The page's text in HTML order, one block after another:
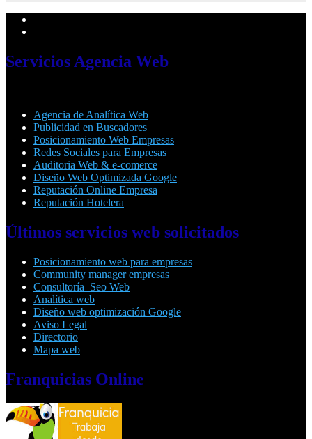
ServiciosAgencia Web
Agencia de Analítica Web
Publicidad en Buscadores
Posicionamiento Web Empresas
Redes Sociales para Empresas
Auditoria Web & e-comerce
Diseño Web Optimizada Google
Reputación Online Empresa
Reputación Hotelera
Últimos servicios web solicitados
Posicionamiento web para empresas
Community manager empresas
Consultoría Seo Web
Analítica web
Diseño web optimización Google
Aviso Legal
Directorio
Mapa web
Franquicias Online